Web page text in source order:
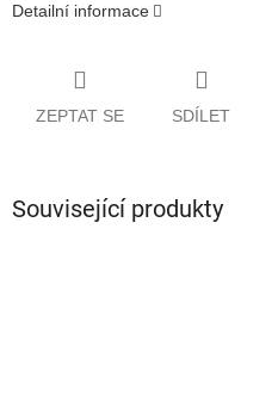
Detailní informace
ZEPTAT SE SDÍLET
Související produkty